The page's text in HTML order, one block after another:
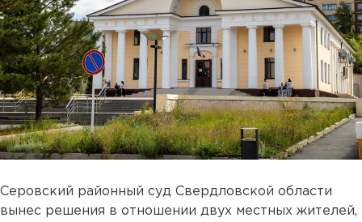
Серовский районный суд Свердловской области
вынес решения в отношении двух местных жителей,